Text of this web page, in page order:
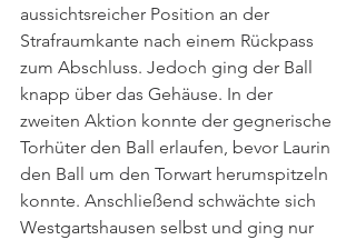
aussichtsreicher Position an der
Strafraumkante nach einem Rückpass
zum Abschluss. Jedoch ging der Ball
knapp über das Gehäuse. In der
zweiten Aktion konnte der gegnerische
Torhüter den Ball erlaufen, bevor Laurin
den Ball um den Torwart herumspitzeln
konnte. Anschließend schwächte sich
Westgartshausen selbst und ging nur